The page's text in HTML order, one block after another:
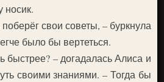
носик.
свои советы, – буркнула
было бы вертеться.
быстрее? – догадалась Алиса и
своими знаниями. – Тогда бы